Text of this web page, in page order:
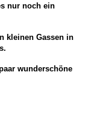
nur noch ein
kleinen Gassen in
wunderschöne